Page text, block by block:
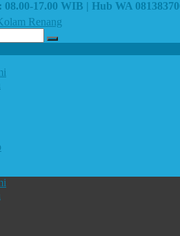
08.00-17.00 WIB | Hub WA